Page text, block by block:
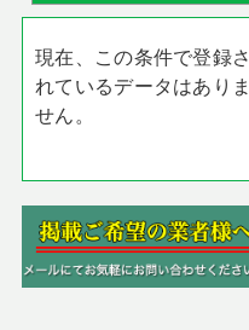
現在、この条件で登録さ
れているデータはありま
せん。